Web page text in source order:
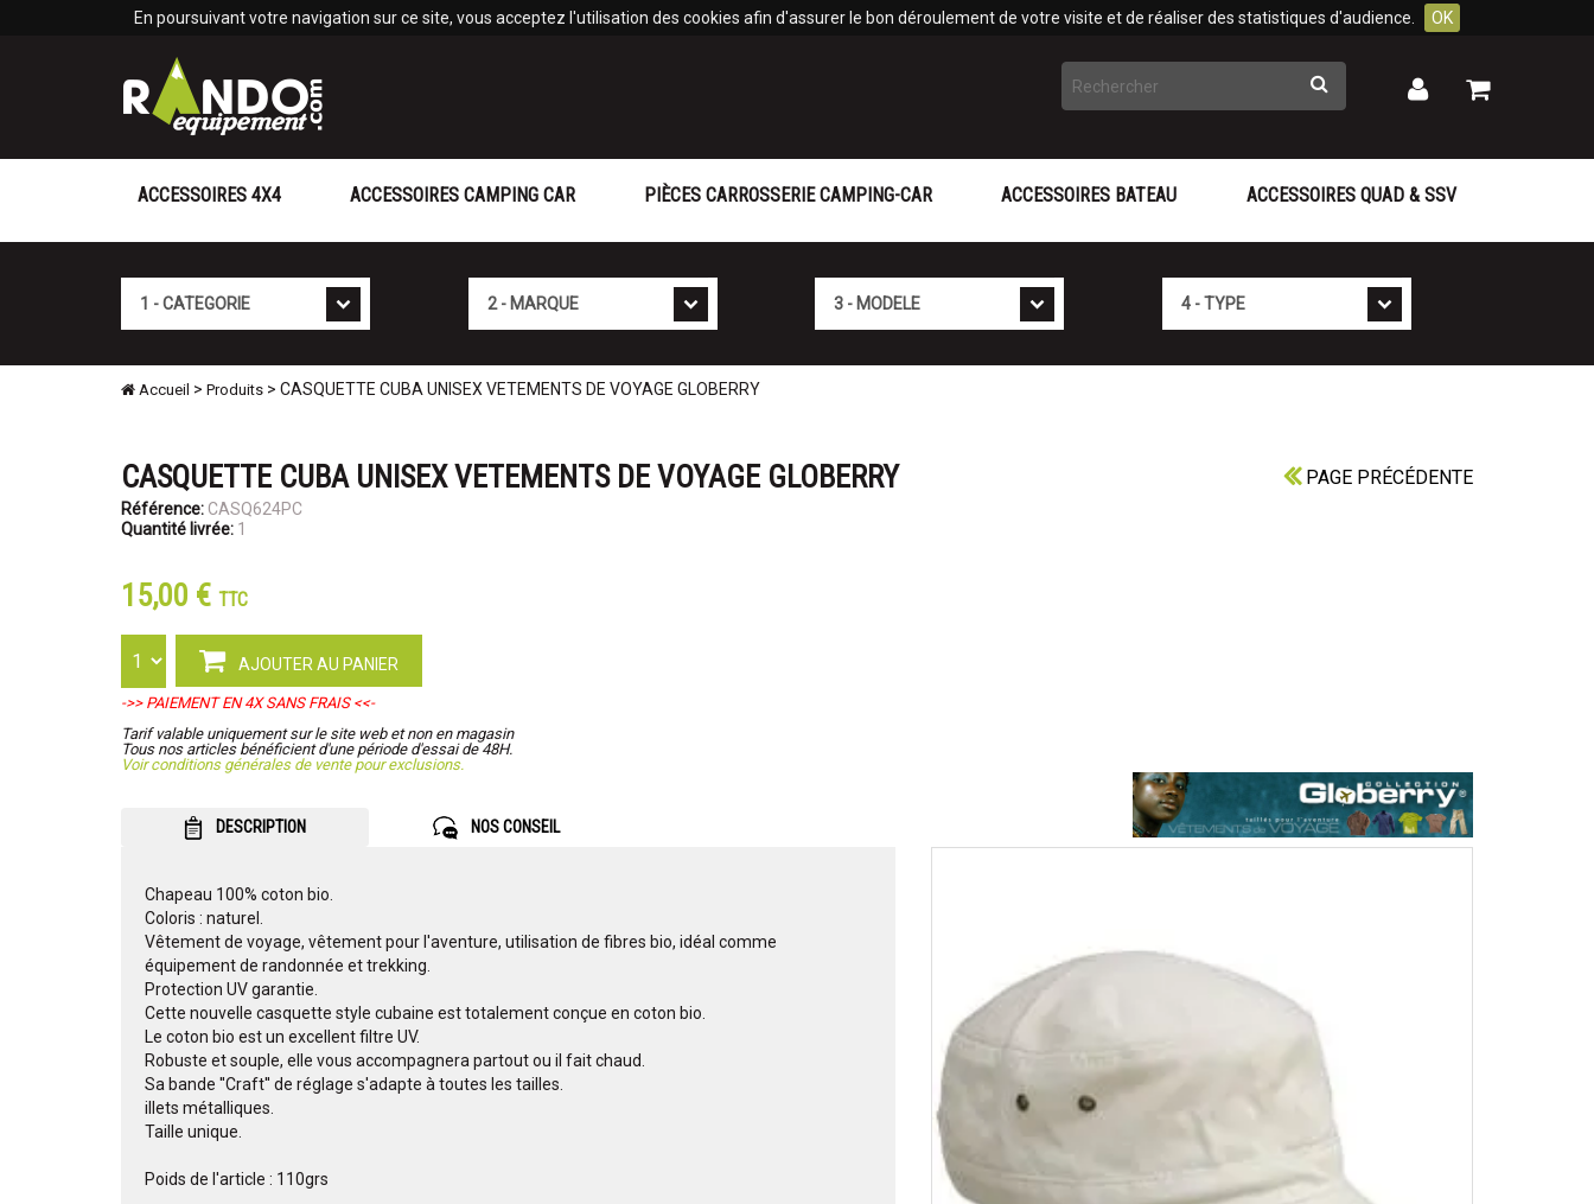
En poursuivant votre navigation sur ce site, vous acceptez l'utilisation des cookies afin d'assurer le bon déroulement de votre visite et de réaliser des statistiques d'audience. OK
Rechercher Mon
Mon
ACCESSOIRES 4X4 ACCESSOIRES CAMPING CAR PIÈCES CARROSSERIE CAMPING-CAR ACCESSOIRES BATEAU ACCESSOIRES QUAD & SSV
Accueil > Produits > CASQUETTE CUBA UNISEX VETEMENTS DE VOYAGE GLOBERRY
PAGE PRÉCÉDENTE
CASQUETTE CUBA UNISEX VETEMENTS DE VOYAGE GLOBERRY
Référence: CASQ624PC
Quantité livrée: 1
15,00 € TTC
AJOUTER AU PANIER
->> PAIEMENT EN 4X SANS FRAIS <<-
Tarif valable uniquement sur le site web et non en magasin
Tous nos articles bénéficient d'une période d'essai de 48H.
Voir conditions générales de vente pour exclusions.
DESCRIPTION NOS CONSEIL
Chapeau 100% coton bio.
Coloris : naturel.
Vêtement de voyage, vêtement pour l'aventure, utilisation de fibres bio, idéal comme
équipement de randonnée et trekking.
Protection UV garantie.
Cette nouvelle casquette style cubaine est totalement conçue en coton bio.
Le coton bio est un excellent filtre UV.
Robuste et souple, elle vous accompagnera partout ou il fait chaud.
Sa bande ''Craft'' de réglage s'adapte à toutes les tailles.
illets métalliques.
Taille unique.
Poids de l'article : 110grs
Panneau de gestion des cookies